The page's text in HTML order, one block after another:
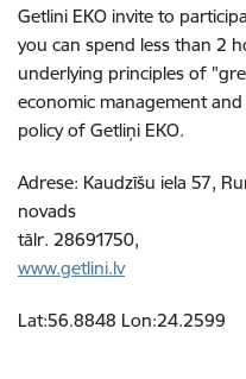
Getlini EKO invite to
you can spend less than 2
underlying principles of
economic management
policy of Getliņi EKO.
Adrese: Kaudzīšu iela 57,
novads
tālr. 28691750,
www.getlini.lv
Lat:56.8848 Lon:24.2599